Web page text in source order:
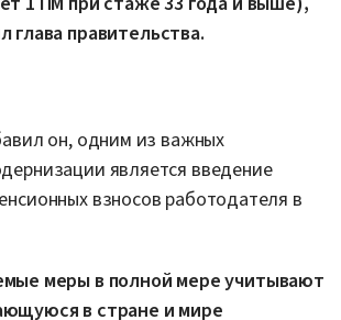
глава правительства.
он, одним из важных
является введение
взносов работодателя в
меры в полной мере учитывают
в стране и мире